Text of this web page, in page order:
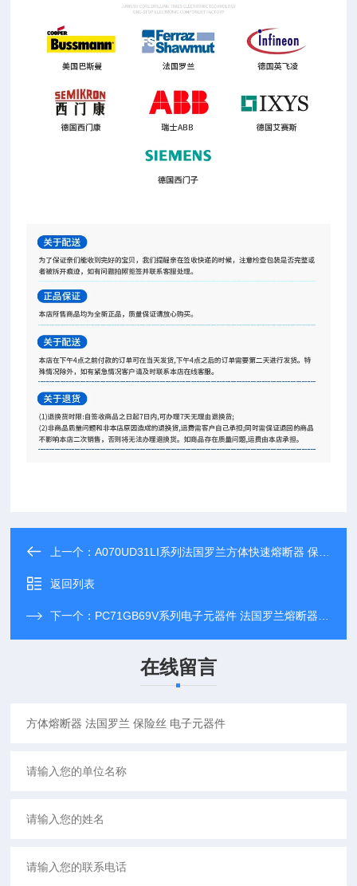
上一个：A070UD31LI系列法国罗兰方体快速熔断器 保险丝 代理直供
返回列表
下一个： PC71GB69V系列电子元器件 法国罗兰熔断器 快速保险丝
在线留言